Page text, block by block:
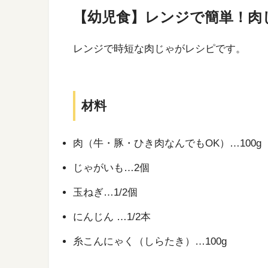
【幼児食】レンジで簡単！
レンジで時短な肉じゃがレシピです。
材料
肉（牛・豚・ひき肉なんでもOK）…100g
じゃがいも…2個
玉ねぎ…1/2個
にんじん …1/2本
糸こんにゃく（しらたき）…100g